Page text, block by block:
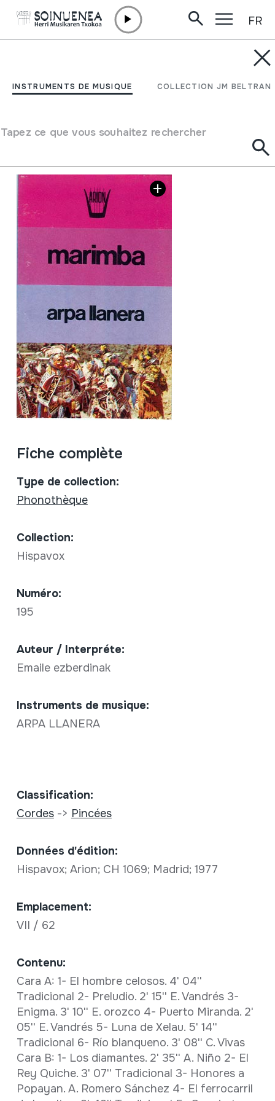
INSTRUMENTS DE MUSIQUE COLLECTION JM BELTRAN
Tapez ce que vous souhaitez rechercher
FR
Marimba Arpa llanera
Type d'instrument de musique Cordes->
Fiche complète
Type de collection:
Phonothèque
Collection:
Hispavox
Numéro:
195
Auteur / Interpréte:
Emaile ezberdinak
Instruments de musique:
ARPA LLANERA
Classification:
Cordes-> Pincées
Données d'édition:
Hispavox; Arion; CH 1069; Madrid; 1977
Emplacement:
VII / 62
Contenu:
Cara A: 1- El hombre celosos. 4' 04''
Tradicional 2- Preludio. 2' 15'' E. Vandrés 3-
Enigma. 3' 10'' E. orozco 4- Puerto Miranda. 2'
05'' E. Vandrés 5- Luna de Xelau. 5' 14''
Tradicional 6- Río blanqueno. 3' 08'' C. Vivas
Cara B: 1- Los diamantes. 2' 35'' A. Niño 2- El
Rey Quiche. 3' 07'' Tradicional 3- Honores a
Popayan. A. Romero Sánchez 4- El ferrocarril